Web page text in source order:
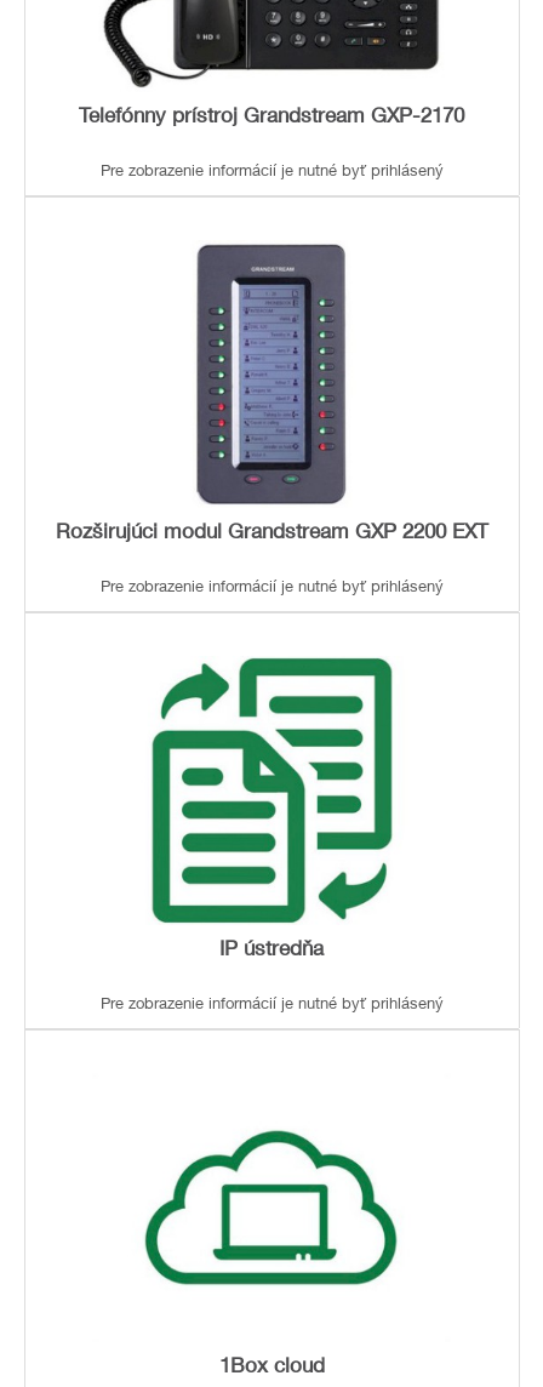
Telefónny prístroj Grandstream GXP-2170
Pre zobrazenie informácií je nutné byť prihlásený
Rozširujúci modul Grandstream GXP 2200 EXT
Pre zobrazenie informácií je nutné byť prihlásený
IP ústredňa
Pre zobrazenie informácií je nutné byť prihlásený
1Box cloud